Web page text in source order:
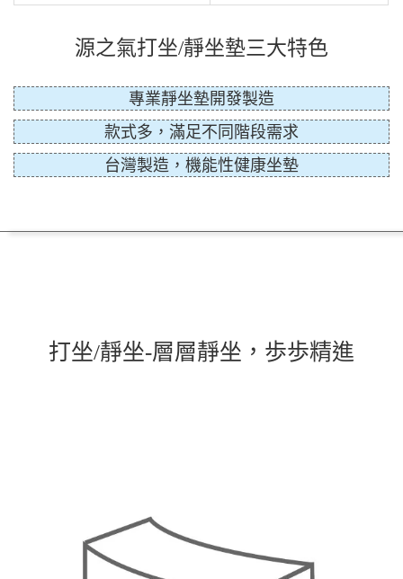
源之氣打坐/靜坐墊三大特色
專業靜坐墊開發製造
款式多，滿足不同階段需求
台灣製造，機能性健康坐墊
打坐/靜坐-層層靜坐，歩歩精進